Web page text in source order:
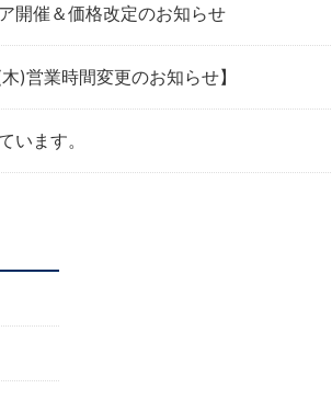
開催＆価格改定のお知らせ
)営業時間変更のお知らせ】
います。